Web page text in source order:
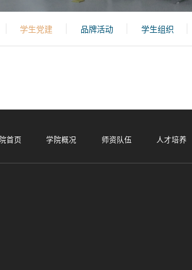
学生党建 品牌活动 学生组织
首页 学院概况 师资队伍 人才培养